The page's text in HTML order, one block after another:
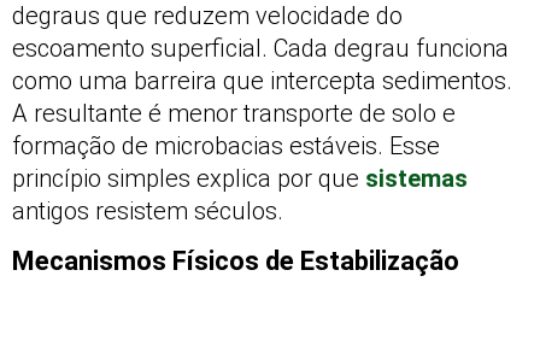
degraus que reduzem velocidade do
escoamento superficial. Cada degrau funciona
como uma barreira que intercepta sedimentos.
A resultante é menor transporte de solo e
formação de microbacias estáveis. Esse
princípio simples explica por que sistemas
antigos resistem séculos.
Mecanismos Físicos de Estabilização